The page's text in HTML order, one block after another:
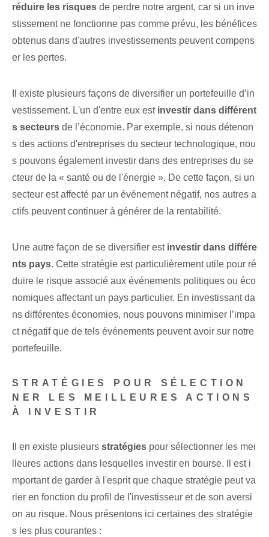
réduire les risques ⁣de perdre⁤ notre argent, car ⁣si un inve
stissement ne fonctionne pas comme prévu, les bénéfices
obtenus ⁢dans d'autres investissements peuvent compens
er les pertes.
Il existe plusieurs façons de diversifier⁢ un portefeuille d’in
vestissement. ⁣L'un ⁢d'entre eux⁣ est investir dans différent
s secteurs de l’économie. Par exemple, si nous détenon
s des actions d'entreprises du ⁢secteur technologique, nou
s pouvons également⁤ investir dans des entreprises⁤ du se
cteur de la « santé ou de l'énergie ». De cette façon, si un
secteur est affecté par un événement négatif, nos autres a
ctifs peuvent continuer à générer de la rentabilité.
Une autre façon de se diversifier est investir dans différe
nts pays. Cette stratégie est particulièrement utile pour ré
duire le risque associé aux événements politiques ou éco
nomiques affectant un pays particulier. En investissant da
ns différentes économies, nous pouvons minimiser l’impa
ct négatif que de tels événements peuvent avoir sur notre
portefeuille.
STRATÉGIES POUR SÉLECTION
NER LES MEILLEURES ACTIONS
À INVESTIR
Il en existe plusieurs⁢ stratégies pour sélectionner les mei
lleures actions dans lesquelles investir en bourse. Il est i
mportant de garder à l'esprit que chaque stratégie peut va
rier en fonction du profil de l'investisseur et de son aversi
on au risque. Nous présentons ici certaines des stratégie
s les plus courantes :